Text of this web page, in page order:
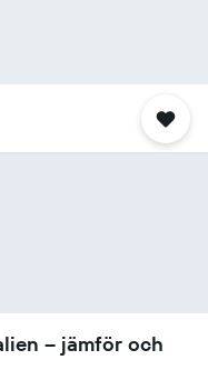
– jämför och